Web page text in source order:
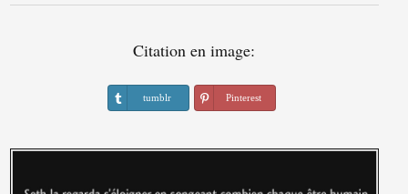
Citation en image:
tumblr Pinterest